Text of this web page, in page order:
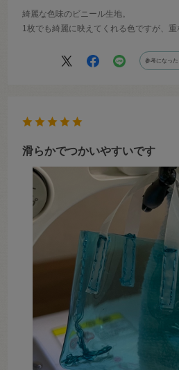
綺麗な色味のビニール生地。
1枚でも綺麗に映えてくれる色ですが、重
参考になった
滑らかでつかいやすいです